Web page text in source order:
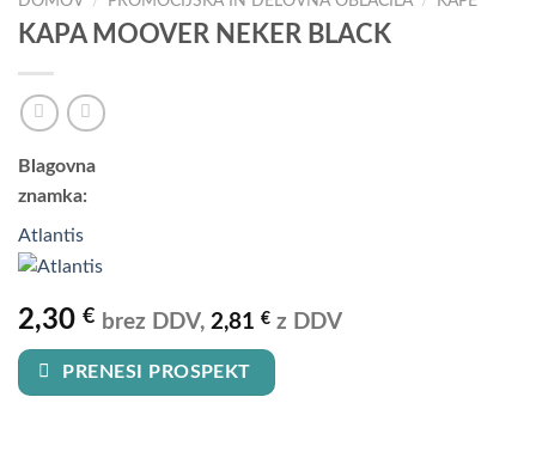
KAPA MOOVER NEKER BLACK
Blagovna
znamka:
Atlantis
2,30 € brez DDV, 2,81 € z DDV
PRENESI PROSPEKT